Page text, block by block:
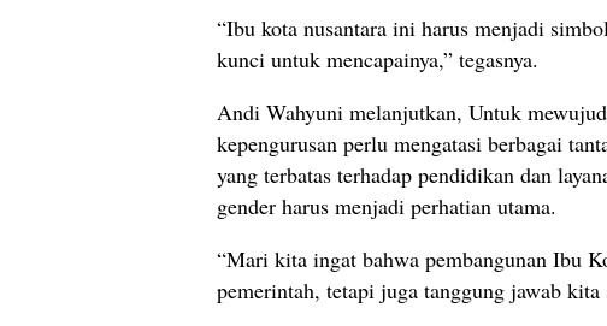
“Ibu kota nusantara ini harus menjadi
kunci untuk mencapainya,” tegasnya.
Andi Wahyuni melanjutkan, Untuk
kepengurusan perlu mengatasi berbagai
yang terbatas terhadap pendidikan dan
gender harus menjadi perhatian utama.
“Mari kita ingat bahwa pembangunan Ibu
pemerintah, tetapi juga tanggung jawab kita